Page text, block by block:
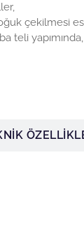
çekilmesi
teli